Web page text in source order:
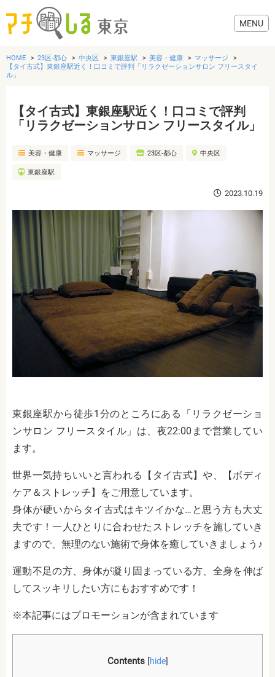
グルメ
美容・健康
おでかけ
生活
HOME 23区-都心 中央区 東銀座駅 美容・健康
マッサージ
【タイ古式】東銀座駅近く！口コミで評判「リラクゼーションサロン フリースタイ
ル」
【タイ古式】東銀座駅近く！口コミで評判
「リラクゼーションサロン フリースタイル」
美容・健康 マッサージ 23区-都心 中央区
東銀座駅
2023.10.19
東銀座駅から徒歩1分のところにある「リラクゼーショ
ンサロン フリースタイル」は、夜22:00まで営業してい
ます。
世界一気持ちいいと言われる【タイ古式】や、【ボディ
ケア＆ストレッチ】をご用意しています。
身体が硬いからタイ古式はキツイかな…と思う方も大丈
夫です！一人ひとりに合わせたストレッチを施していき
ますので、無理のない施術で身体を癒していきましょう♪
運動不足の方、身体が凝り固まっている方、全身を伸ば
してスッキリしたい方にもおすすめです！
※本記事にはプロモーションが含まれています
Contents [hide]